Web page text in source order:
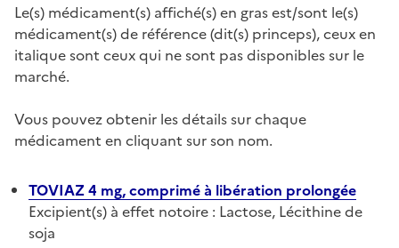
Le(s) médicament(s) affiché(s) en gras est/sont le(s)
médicament(s) de référence (dit(s) princeps), ceux en
italique sont ceux qui ne sont pas disponibles sur le
marché.
Vous pouvez obtenir les détails sur chaque
médicament en cliquant sur son nom.
TOVIAZ 4 mg, comprimé à libération prolongée
Excipient(s) à effet notoire : Lactose, Lécithine de
soja